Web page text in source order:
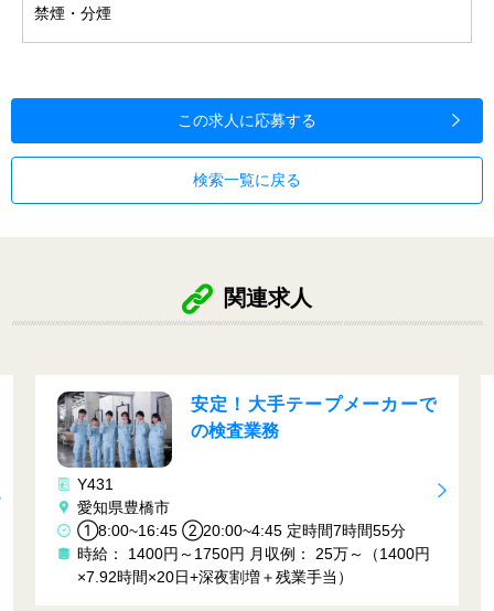
禁煙・分煙
この求人に応募する
検索一覧に戻る
関連求人
定！大手テープメーカーで
検査業務
定時間7時間55分
月収例： 25万～（1400円
夜割増＋残業手当）
①７：００～１５：０
０ ③2３：００～７：
時給： 1400円